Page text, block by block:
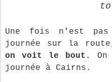
Une fois n'est pas
journée sur la
on voit le bout .
journée à Cairns.